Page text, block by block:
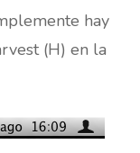
hay
(H) en la